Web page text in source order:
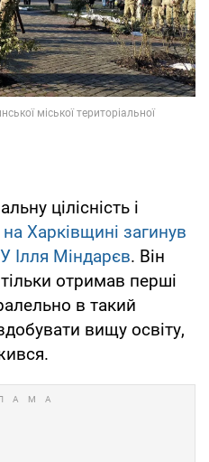
цілісність і
на Харківщині загинув
Ілля Міндарєв. Він
отримав перші
в такий
вищу освіту,